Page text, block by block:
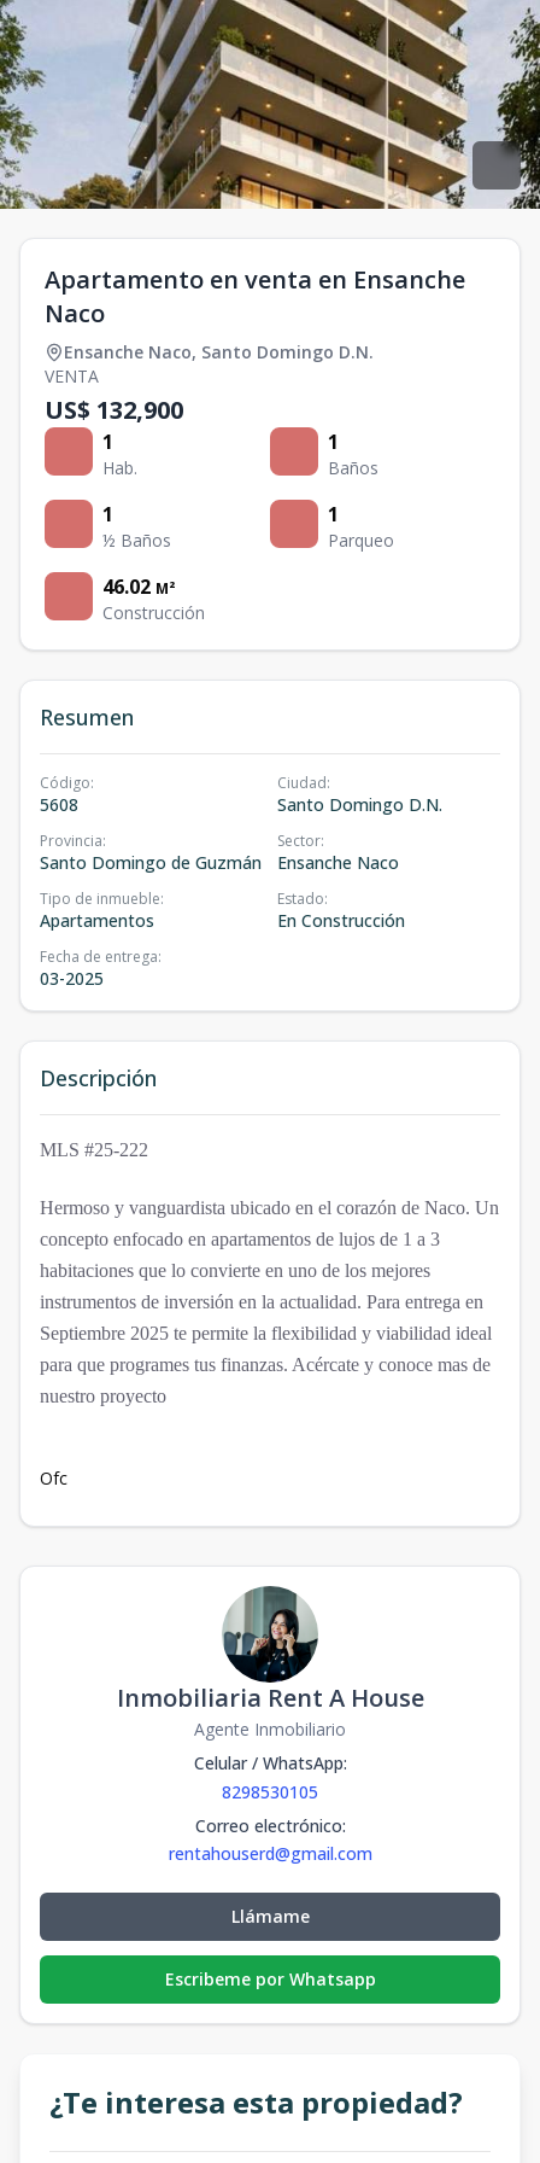
Apartamento en venta en Ensanche
Naco
Ensanche Naco, Santo Domingo D.N.
VENTA
US$ 132,900
1
Hab.
1
Baños
1
½ Baños
1
Parqueo
46.02 M²
Construcción
Resumen
Código:
5608
Ciudad:
Santo Domingo D.N.
Provincia:
Santo Domingo de Guzmán
Sector:
Ensanche Naco
Tipo de inmueble:
Apartamentos
Estado:
En Construcción
Fecha de entrega:
03-2025
Descripción
MLS #25-222
Hermoso y vanguardista ubicado en el corazón de Naco. Un
concepto enfocado en apartamentos de lujos de 1 a 3
habitaciones que lo convierte en uno de los mejores
instrumentos de inversión en la actualidad. Para entrega en
Septiembre 2025 te permite la flexibilidad y viabilidad ideal
para que programes tus finanzas. Acércate y conoce mas de
nuestro proyecto
Ofc
Inmobiliaria Rent A House
Agente Inmobiliario
Celular / WhatsApp:
8298530105
Correo electrónico:
rentahouserd@gmail.com
Llámame
Escribeme por Whatsapp
¿Te interesa esta propiedad?